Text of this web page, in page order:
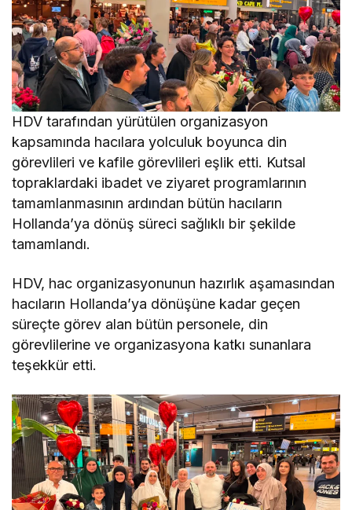
HDV tarafından yürütülen organizasyon
kapsamında hacılara yolculuk boyunca din
görevlileri ve kafile görevlileri eşlik etti. Kutsal
topraklardaki ibadet ve ziyaret programlarının
tamamlanmasının ardından bütün hacıların
Hollanda’ya dönüş süreci sağlıklı bir şekilde
tamamlandı.
HDV, hac organizasyonunun hazırlık aşamasından
hacıların Hollanda’ya dönüşüne kadar geçen
süreçte görev alan bütün personele, din
görevlilerine ve organizasyona katkı sunanlara
teşekkür etti.